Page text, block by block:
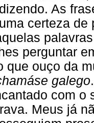
As
certeza
perguntar
que ouço da
galego
com o
Meus já